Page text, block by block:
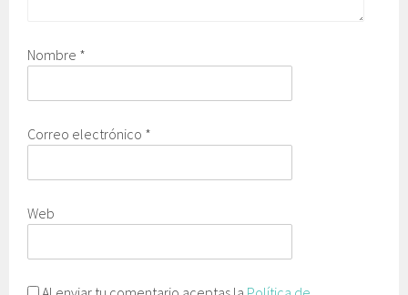
Nombre *
Correo electrónico *
Web